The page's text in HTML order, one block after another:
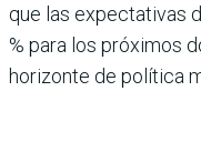
que las expectativas
% para los próximos
horizonte de política